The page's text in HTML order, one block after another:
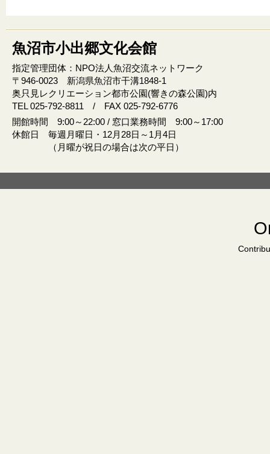
魚沼市小出郷文化会館
指定管理団体：NPO法人魚沼交流ネットワーク
〒946‐0023 新潟県魚沼市干溝1848‐1
奥只見レクリエーション都市公園(響きの森公園)内
TEL 025-792-8811 / FAX 025-792-6776
開館時間 9:00～22:00 / 窓口業務時間 9:00～17:00
休館日 毎週月曜日・12月28日～1月4日
（月曜が祝日の場合は次の平日）